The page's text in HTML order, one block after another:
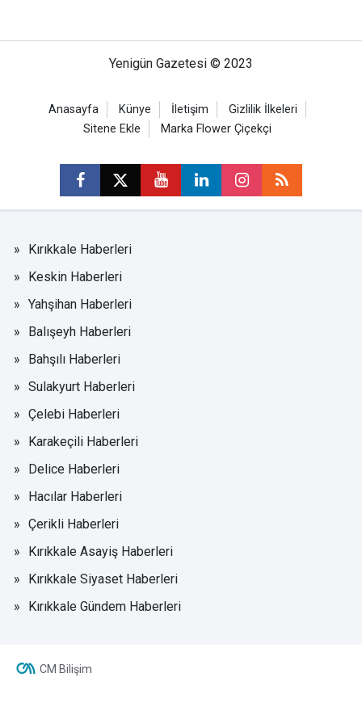
Yenigün Gazetesi © 2023
Anasayfa Künye İletişim
Gizlilik İlkeleri
Sitene Ekle
Marka Flower Çiçekçi
Kırıkkale Haberleri
Keskin Haberleri
Yahşihan Haberleri
Balışeyh Haberleri
Bahşılı Haberleri
Sulakyurt Haberleri
Çelebi Haberleri
Karakeçili Haberleri
Delice Haberleri
Hacılar Haberleri
Çerikli Haberleri
Kırıkkale Asayiş Haberleri
Kırıkkale Siyaset Haberleri
Kırıkkale Gündem Haberleri
CM Bilişim